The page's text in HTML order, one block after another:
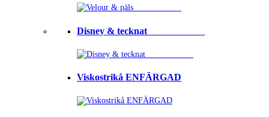
Disney & tecknat⠀⠀⠀⠀⠀⠀⠀⠀
Viskostrikå ENFÄRGAD